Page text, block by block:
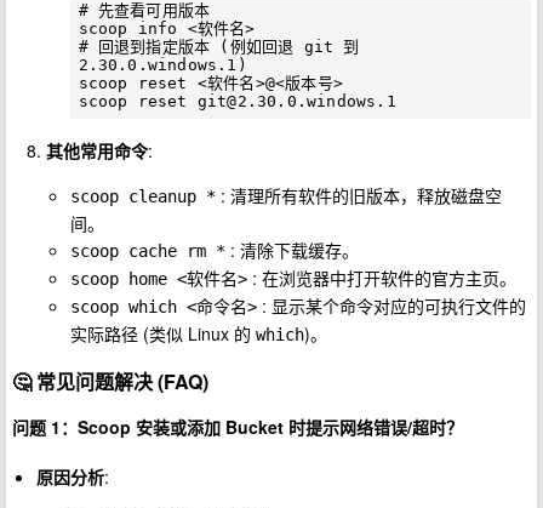
# 先查看可用版本
scoop info <软件名>
# 回退到指定版本 (例如回退 git 到
2.30.0.windows.1)
scoop reset <软件名>@<版本号>
scoop reset git@2.30.0.windows.1
其他常用命令:
scoop cleanup * : 清理所有软件的旧版本，释放磁盘空
间。
scoop cache rm * : 清除下载缓存。
scoop home <软件名> : 在浏览器中打开软件的官方主页。
scoop which <命令名> : 显示某个命令对应的可执行文件的
实际路径 (类似 Linux 的 which)。
🤔常见问题解决 (FAQ)
问题 1：Scoop 安装或添加 Bucket 时提示网络错误/超时？
原因分析: